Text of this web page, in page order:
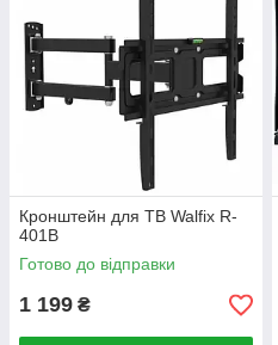
Кронштейн для ТВ Walfix R-
401B
Готово до відправки
1 199 ₴